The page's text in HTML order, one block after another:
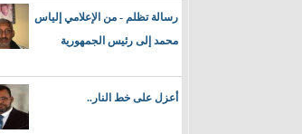
رسالة تظلم - من الإعلامي إلياس
محمد إلى رئيس الجمهورية
أعزل على خط النار..